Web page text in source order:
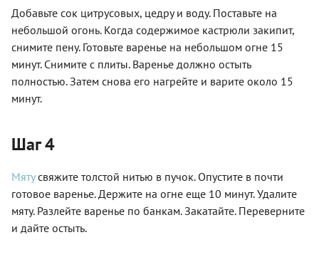
Добавьте сок цитрусовых, цедру и воду. Поставьте на
небольшой огонь. Когда содержимое кастрюли закипит,
снимите пену. Готовьте варенье на небольшом огне 15
минут. Снимите с плиты. Варенье должно остыть
полностью. Затем снова его нагрейте и варите около 15
минут.
Шаг 4
Мятусвяжите толстой нитью в пучок. Опустите в почти
готовое варенье. Держите на огне еще 10 минут. Удалите
мяту. Разлейте варенье по банкам. Закатайте. Переверните
и дайте остыть.